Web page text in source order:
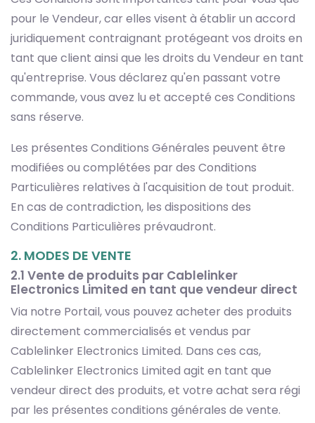
pour le Vendeur, car elles visent à établir un accord
juridiquement contraignant protégeant vos droits en
tant que client ainsi que les droits du Vendeur en tant
qu'entreprise. Vous déclarez qu'en passant votre
commande, vous avez lu et accepté ces Conditions
sans réserve.
Les présentes Conditions Générales peuvent être
modifiées ou complétées par des Conditions
Particulières relatives à l'acquisition de tout produit.
En cas de contradiction, les dispositions des
Conditions Particulières prévaudront.
2. MODES DE VENTE
2.1 Vente de produits par Cablelinker
Electronics Limited en tant que vendeur direct
Via notre Portail, vous pouvez acheter des produits
directement commercialisés et vendus par
Cablelinker Electronics Limited. Dans ces cas,
Cablelinker Electronics Limited agit en tant que
vendeur direct des produits, et votre achat sera régi
par les présentes conditions générales de vente.